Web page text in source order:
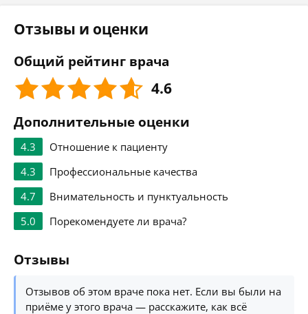
Отзывы и оценки
Общий рейтинг врача
4.6
Дополнительные оценки
4.3
Отношение к пациенту
4.3
Профессиональные качества
4.7
Внимательность и пунктуальность
5.0
Порекомендуете ли врача?
Отзывы
Отзывов об этом враче пока нет. Если вы были на
приёме у этого врача — расскажите, как всё